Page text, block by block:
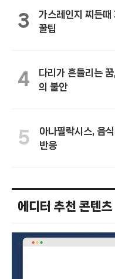
3
가스레인지 찌든때
꿀팁
4
다리가 흔들리는
의 불안
5
아나필락시스, 음
반응
에디터 추천 콘텐츠